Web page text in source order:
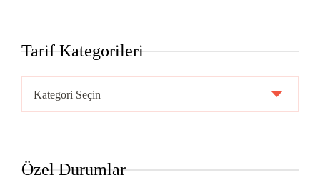
Tarif Kategorileri
Kategorileri
Özel Durumlar